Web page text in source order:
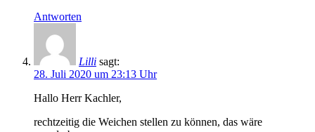
Antworten
Lilli sagt:
28. Juli 2020 um 23:13 Uhr
Hallo Herr Kachler,
rechtzeitig die Weichen stellen zu können, das wäre